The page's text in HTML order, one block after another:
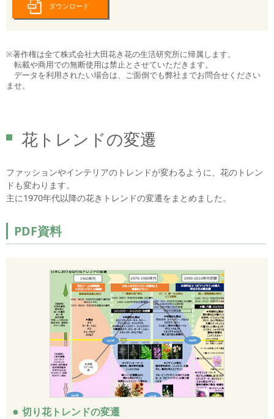
ダウンロード
※著作権は全て株式会社大田花き花の生活研究所に帰属します。
転載や商用での無断使用は禁止とさせていただきます。
データを利用されたい場合は、ご面倒でも弊社までお問合せください
ませ。
花トレンドの変遷
ファッションやインテリアのトレンドが変わるように、花のトレン
ドも変わります。
主に1970年代以降の花きトレンドの変遷をまとめました。
PDF資料
● 切り花トレンドの変遷